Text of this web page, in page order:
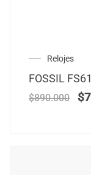
Relojes
FOSSIL
$890.000 $